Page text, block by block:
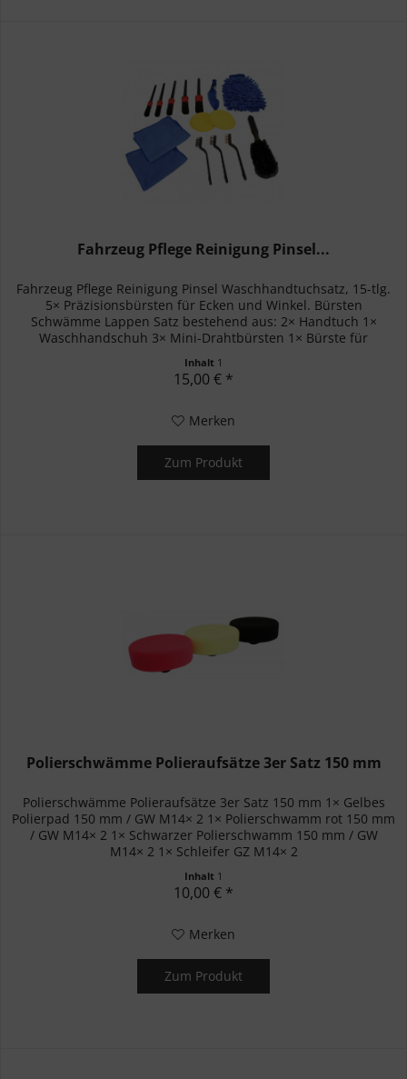
Fahrzeug Pflege Reinigung Pinsel...
Fahrzeug Pflege Reinigung Pinsel Waschhandtuchsatz, 15-tlg.
5× Präzisionsbürsten für Ecken und Winkel. Bürsten
Schwämme Lappen Satz bestehend aus: 2× Handtuch 1×
Waschhandschuh 3× Mini-Drahtbürsten 1× Bürste für
Inhalt 1
15,00 € *
Merken
Zum Produkt
Polierschwämme Polieraufsätze 3er Satz 150 mm
Polierschwämme Polieraufsätze 3er Satz 150 mm 1× Gelbes
Polierpad 150 mm / GW M14× 2 1× Polierschwamm rot 150 mm
/ GW M14× 2 1× Schwarzer Polierschwamm 150 mm / GW
M14× 2 1× Schleifer GZ M14× 2
Inhalt 1
10,00 € *
Merken
Zum Produkt